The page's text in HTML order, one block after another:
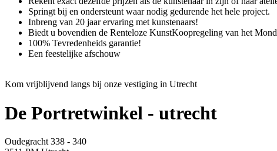
Springt bij en ondersteunt waar nodig gedurende het hele project.
Inbreng van 20 jaar ervaring met kunstenaars!
Biedt u bovendien de Renteloze KunstKoopregeling van het
100% Tevredenheids garantie!
Een feestelijke afschouw
Kom vrijblijvend langs bij onze vestiging in Utrecht
De Portretwinkel - utrecht
Oudegracht 338 - 340